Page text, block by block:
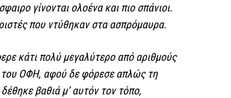
γίνονται ολοένα και πιο σπάνιοι.
που ντύθηκαν στα ασπρόμαυρα.
κάτι πολύ μεγαλύτερο από αριθμούς
του ΟΦΗ, αφού δε φόρεσε απλώς τη
βαθιά μ’ αυτόν τον τόπο,